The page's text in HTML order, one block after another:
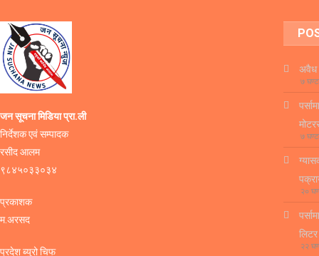
जन सूचना मिडिया प्रा.ली
निर्देशक एवं सम्पादक
रसीद आलम
९८४५०३३०३४
प्रकाशक
म.अरसद
प्रदेश ब्युरो चिफ
अवैध
७
७
२०
२२